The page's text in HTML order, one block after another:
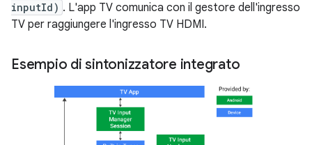
inputId) . L'app TV comunica con il gestore dell'ingresso
TV per raggiungere l'ingresso TV HDMI.
Esempio di sintonizzatore integrato